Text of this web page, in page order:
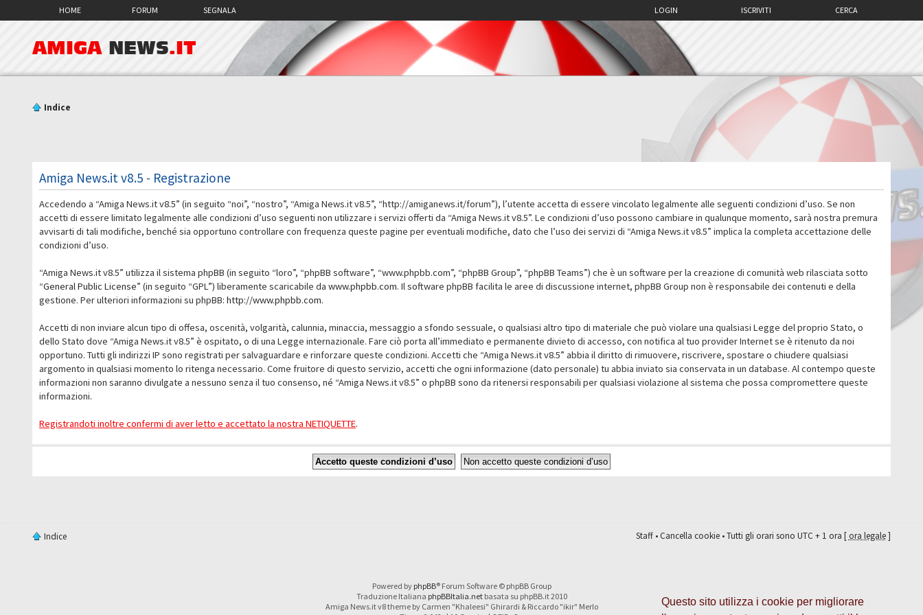
Questo sito utilizza i cookie per migliorare
HOME FORUM SEGNALA CERCA
ISCRIVITI
LOGIN
AMIGA NEWS.IT
Indice
Amiga News.it v8.5 - Registrazione
Accedendo a “Amiga News.it v8.5” (in seguito “noi”, “nostro”, “Amiga News.it v8.5”, “http://amiganews.it/forum”), l’utente accetta di essere vincolato legalmente alle seguenti condizioni d’uso. Se non
accetti di essere limitato legalmente alle condizioni d’uso seguenti non utilizzare i servizi offerti da “Amiga News.it v8.5”. Le condizioni d’uso possono cambiare in qualunque momento, sarà nostra premura
avvisarti di tali modifiche, benché sia opportuno controllare con frequenza queste pagine per eventuali modifiche, dato che l’uso dei servizi di “Amiga News.it v8.5” implica la completa accettazione delle
condizioni d’uso.
“Amiga News.it v8.5” utilizza il sistema phpBB (in seguito “loro”, “phpBB software”, “www.phpbb.com”, “phpBB Group”, “phpBB Teams”) che è un software per la creazione di comunità web rilasciata sotto
“General Public License” (in seguito “GPL”) liberamente scaricabile dawww.phpbb.com. Il software phpBB facilita le aree di discussione internet, phpBB Group non è responsabile dei contenuti e della
gestione. Per ulteriori informazioni su phpBB:http://www.phpbb.com.
Accetti di non inviare alcun tipo di offesa, oscenità, volgarità, calunnia, minaccia, messaggio a sfondo sessuale, o qualsiasi altro tipo di materiale che può violare una qualsiasi Legge del proprio Stato, o
dello Stato dove “Amiga News.it v8.5” è ospitato, o di una Legge internazionale. Fare ciò porta all’immediato e permanente divieto di accesso, con notifica al tuo provider Internet se è ritenuto da noi
opportuno. Tutti gli indirizzi IP sono registrati per salvaguardare e rinforzare queste condizioni. Accetti che “Amiga News.it v8.5” abbia il diritto di rimuovere, riscrivere, spostare o chiudere qualsiasi
argomento in qualsiasi momento lo ritenga necessario. Come fruitore di questo servizio, accetti che ogni informazione (dato personale) tu abbia inviato sia conservata in un database. Al contempo queste
informazioni non saranno divulgate a nessuno senza il tuo consenso, né “Amiga News.it v8.5” o phpBB sono da ritenersi responsabili per qualsiasi violazione al sistema che possa compromettere queste
informazioni.
Registrandoti inoltre confermi di aver letto e accettato la nostra NETIQUETTE.
Indice Staff•Cancella cookie• Tutti gli orari sono UTC + 1 ora [ora legale]
Powered by phpBB® Forum Software © phpBB Group
Traduzione Italiana phpBBItalia.netbasata su phpBB.it 2010
Amiga News.it v8 theme by Carmen "Khaleesi" Ghirardi & Riccardo "ikir" Merlo